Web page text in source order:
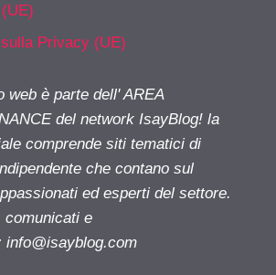
Privacy (UE)
web è parte dell' AREA
del network IsayBlog! la
comprende siti tematici di
che contano sul
ed esperti del settore.
comunicati e
info@isayblog.com